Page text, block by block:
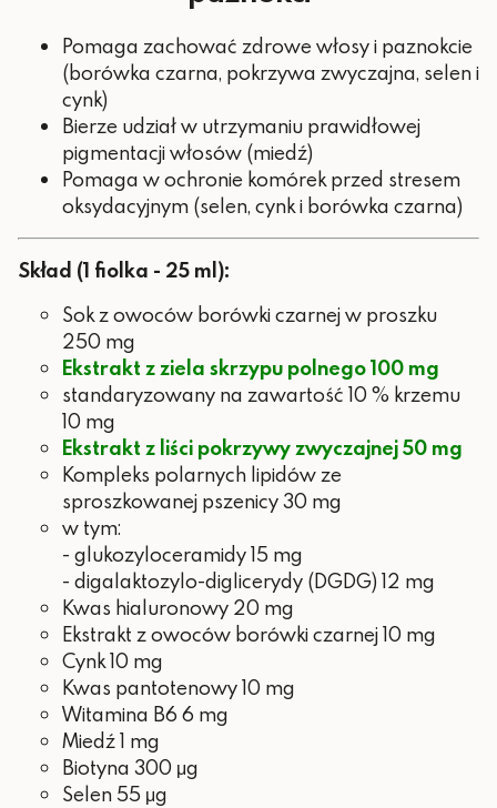
Pomaga zachować zdrowe włosy i paznokcie
(borówka czarna, pokrzywa zwyczajna, selen i
cynk)
Bierze udział w utrzymaniu prawidłowej
pigmentacji włosów (miedź)
Pomaga w ochronie komórek przed stresem
oksydacyjnym (selen, cynk i borówka czarna)
Skład (1 fiolka - 25 ml):
Sok z owoców borówki czarnej w proszku
250 mg
Ekstrakt z ziela skrzypu polnego 100 mg
standaryzowany na zawartość 10 % krzemu
10 mg
Ekstrakt z liści pokrzywy zwyczajnej 50 mg
Kompleks polarnych lipidów ze
sproszkowanej pszenicy 30 mg
w tym:
- glukozyloceramidy 15 mg
- digalaktozylo-diglicerydy (DGDG) 12 mg
Kwas hialuronowy 20 mg
Ekstrakt z owoców borówki czarnej 10 mg
Cynk 10 mg
Kwas pantotenowy 10 mg
Witamina B6 6 mg
Miedź 1 mg
Biotyna 300 μg
Selen 55 μg